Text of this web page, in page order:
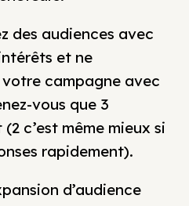
des audiences avec
et ne
campagne avec
vous que 3
c’est même mieux si
rapidement).
d’audience